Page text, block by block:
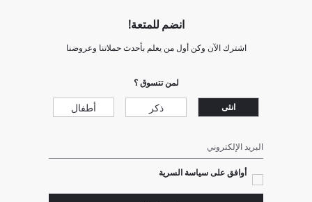
انضم للمتعة!
اشترك الآن وكن أول من يعلم بأحدث حملاتنا وعروضنا
لمن تتسوق ؟
انثى ذكر أطفال
البريد الإلكتروني
أوافق على سياسة السرية